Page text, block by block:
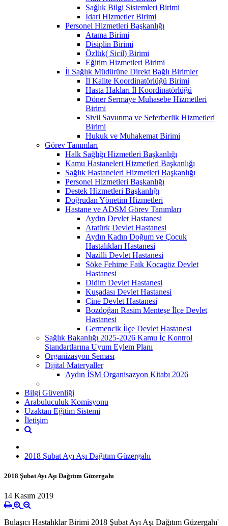
Sağlık Bilgi Sistemleri Birimi
İdari Hizmetler Birimi
Personel Hizmetleri Başkanlığı
Atama Birimi
Disiplin Birimi
Özlük( Sicil) Birimi
Eğitim Hizmetleri Birimi
İl Sağlık Müdürüne Direkt Bağlı Birimler
İl Kalite Koordinatörlüğü Birimi
Hasta Hakları İl Koordinatörlüğü
Döner Sermaye Muhasebe Hizmetleri
Birimi
Sivil Savunma ve Seferberlik Hizmetleri
Birimi
Hukuk ve Muhakemat Birimi
Görev Tanımları
Halk Sağlığı Hizmetleri Başkanlığı
Kamu Hastaneleri Hizmetleri Başkanlığı
Sağlık Hastaneleri Hizmetleri Başkanlığı
Personel Hizmetleri Başkanlığı
Destek Hizmetleri Başkanlığı
Doğrudan Yönetim Hizmetleri
Hastane ve ADSM Görev Tanımları
Aydın Devlet Hastanesi
Atatürk Devlet Hastanesi
Aydın Kadın Doğum ve Çocuk
Hastalıkları Hastanesi
Nazilli Devlet Hastanesi
Söke Fehime Faik Kocagöz Devlet
Hastanesi
Didim Devlet Hastanesi
Kuşadası Devlet Hastanesi
Çine Devlet Hastanesi
Bozdoğan Rasim Menteşe İlçe Devlet
Hastanesi
Germencik İlçe Devlet Hastanesi
Sağlık Bakanlığı 2025-2026 Kamu İç Kontrol
Standartlarına Uyum Eylem Planı
Organizasyon Şeması
Dijital Materyaller
Aydın İSM Organisazyon Kitabı 2026
Bilgi Güvenliği
Arabuluculuk Komisyonu
Uzaktan Eğitim Sistemi
İletişim
2018 Şubat Ayı Aşı Dağıtım Güzergahı
2018 Şubat Ayı Aşı Dağıtım Güzergahı
14 Kasım 2019
Bulaşıcı Hastalıklar Birimi 2018 Şubat Ayı Aşı Dağıtım Güzergahı'